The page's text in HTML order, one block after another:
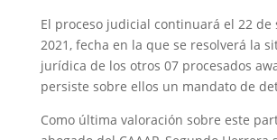
El proceso judicial continuará el 22 de
2021, fecha en la que se resolverá la
jurídica de los otros 07 procesados
persiste sobre ellos un mandato de
Como última valoración sobre este